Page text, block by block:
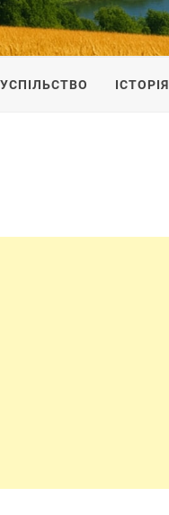
IS
ІСТОРІЯ